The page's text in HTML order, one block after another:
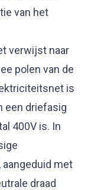
van het
verwijst naar
polen van de
is
een driefasig
400V is. In
met
draad